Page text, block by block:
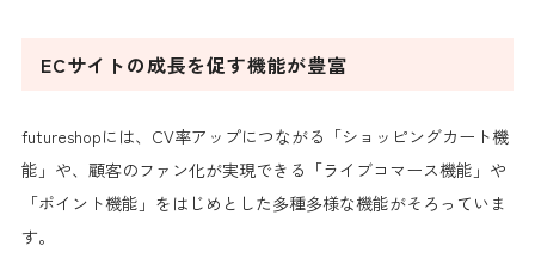
ECサイトの成長を促す機能が豊富
futureshopには、CV率アップにつながる「ショッピングカート機
能」や、顧客のファン化が実現できる「ライブコマース機能」や
「ポイント機能」をはじめとした多種多様な機能がそろっていま
す。